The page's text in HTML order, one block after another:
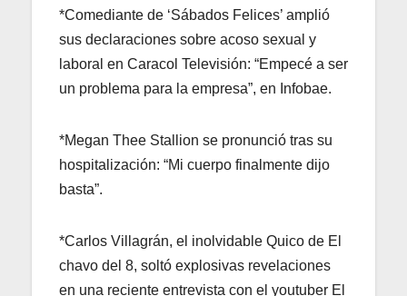
*Comediante de ‘Sábados Felices’ amplió
sus declaraciones sobre acoso sexual y
laboral en Caracol Televisión: “Empecé a ser
un problema para la empresa”, en Infobae.
*Megan Thee Stallion se pronunció tras su
hospitalización: “Mi cuerpo finalmente dijo
basta”.
*Carlos Villagrán, el inolvidable Quico de El
chavo del 8, soltó explosivas revelaciones
en una reciente entrevista con el youtuber El